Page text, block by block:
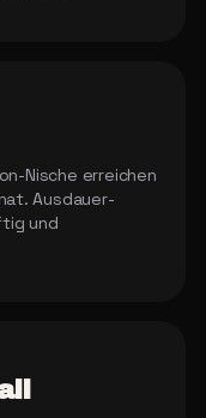
Nische erreichen
Ausdauer-
und